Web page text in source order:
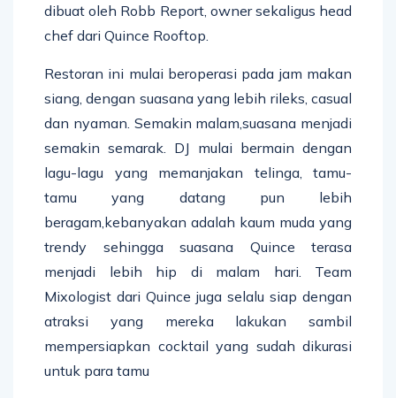
dibuat oleh Robb Report, owner sekaligus head
chef dari Quince Rooftop.
Restoran ini mulai beroperasi pada jam makan
siang, dengan suasana yang lebih rileks, casual
dan nyaman. Semakin malam,suasana menjadi
semakin semarak. DJ mulai bermain dengan
lagu-lagu yang memanjakan telinga, tamu-
tamu yang datang pun lebih
beragam,kebanyakan adalah kaum muda yang
trendy sehingga suasana Quince terasa
menjadi lebih hip di malam hari. Team
Mixologist dari Quince juga selalu siap dengan
atraksi yang mereka lakukan sambil
mempersiapkan cocktail yang sudah dikurasi
untuk para tamu